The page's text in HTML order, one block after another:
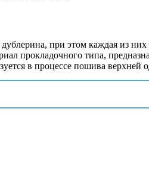
при этом каждая из
прокладочного типа,
в процессе пошива